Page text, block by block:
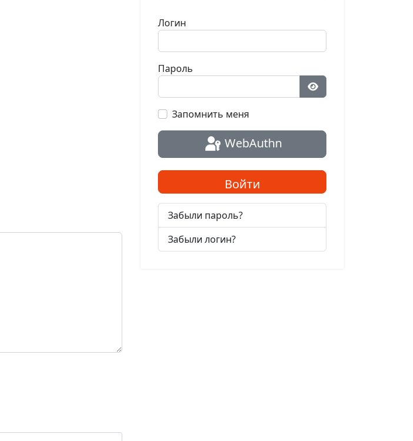
Логин
Пароль
Показать пароль
Запомнить меня
WebAuthn
Войти
Забыли пароль?
Забыли логин?